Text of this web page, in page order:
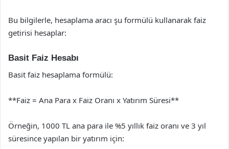
Bu bilgilerle, hesaplama aracı şu formülü kullanarak faiz
getirisi hesaplar:
Basit Faiz Hesabı
Basit faiz hesaplama formülü:
**Faiz = Ana Para x Faiz Oranı x Yatırım Süresi**
Örneğin, 1000 TL ana para ile %5 yıllık faiz oranı ve 3 yıl
süresince yapılan bir yatırım için: